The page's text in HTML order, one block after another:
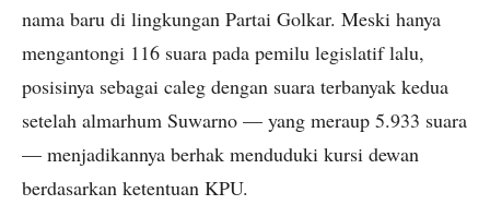
nama baru di lingkungan Partai Golkar. Meski hanya
mengantongi 116 suara pada pemilu legislatif lalu,
posisinya sebagai caleg dengan suara terbanyak kedua
setelah almarhum Suwarno — yang meraup 5.933 suara
— menjadikannya berhak menduduki kursi dewan
berdasarkan ketentuan KPU.